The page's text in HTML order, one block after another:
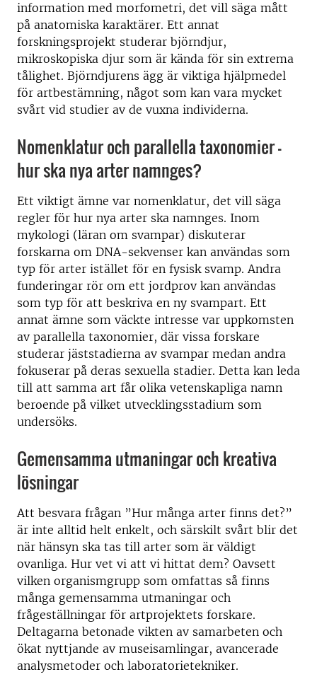
information med morfometri, det vill säga mått
på anatomiska karaktärer. Ett annat
forskningsprojekt studerar björndjur,
mikroskopiska djur som är kända för sin extrema
tålighet. Björndjurens ägg är viktiga hjälpmedel
för artbestämning, något som kan vara mycket
svårt vid studier av de vuxna individerna.
Nomenklatur och parallella taxonomier –
hur ska nya arter namnges?
Ett viktigt ämne var nomenklatur, det vill säga
regler för hur nya arter ska namnges. Inom
mykologi (läran om svampar) diskuterar
forskarna om DNA-sekvenser kan användas som
typ för arter istället för en fysisk svamp. Andra
funderingar rör om ett jordprov kan användas
som typ för att beskriva en ny svampart. Ett
annat ämne som väckte intresse var uppkomsten
av parallella taxonomier, där vissa forskare
studerar jäststadierna av svampar medan andra
fokuserar på deras sexuella stadier. Detta kan leda
till att samma art får olika vetenskapliga namn
beroende på vilket utvecklingsstadium som
undersöks.
Gemensamma utmaningar och kreativa
lösningar
Att besvara frågan ”Hur många arter finns det?”
är inte alltid helt enkelt, och särskilt svårt blir det
när hänsyn ska tas till arter som är väldigt
ovanliga. Hur vet vi att vi hittat dem? Oavsett
vilken organismgrupp som omfattas så finns
många gemensamma utmaningar och
frågeställningar för artprojektets forskare.
Deltagarna betonade vikten av samarbeten och
ökat nyttjande av museisamlingar, avancerade
analysmetoder och laboratorietekniker.